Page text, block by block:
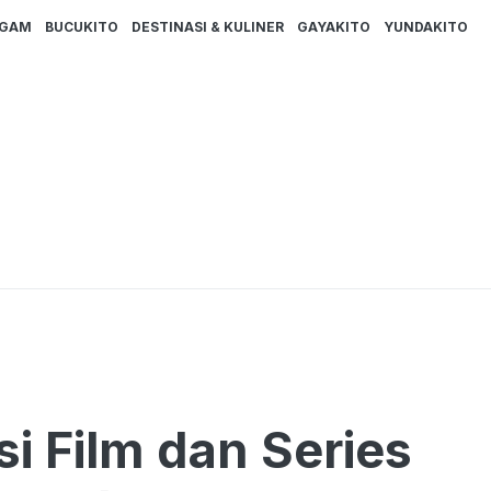
BUCUKITO DESTINASI & KULINER GAYAKITO YUNDAKITO
Film dan Series